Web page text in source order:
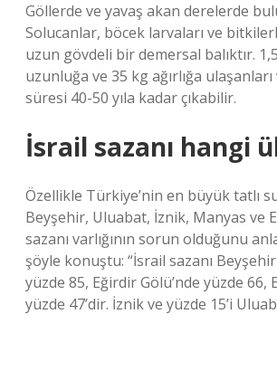
Göllerde ve yavaş akan derelerde
Solucanlar, böcek larvaları ve
uzun gövdeli bir demersal balıktır.
uzunluğa ve 35 kg ağırlığa ulaşanları
süresi 40-50 yıla kadar çıkabilir.
İsrail sazanı hangi
Özellikle Türkiye’nin en büyük tatlı
Beyşehir, Uluabat, İznik, Manyas ve
sazanı varlığının sorun olduğunu
şöyle konuştu: “İsrail sazanı Beyşehir
yüzde 85, Eğirdir Gölü’nde yüzde 66,
yüzde 47’dir. İznik ve yüzde 15’i